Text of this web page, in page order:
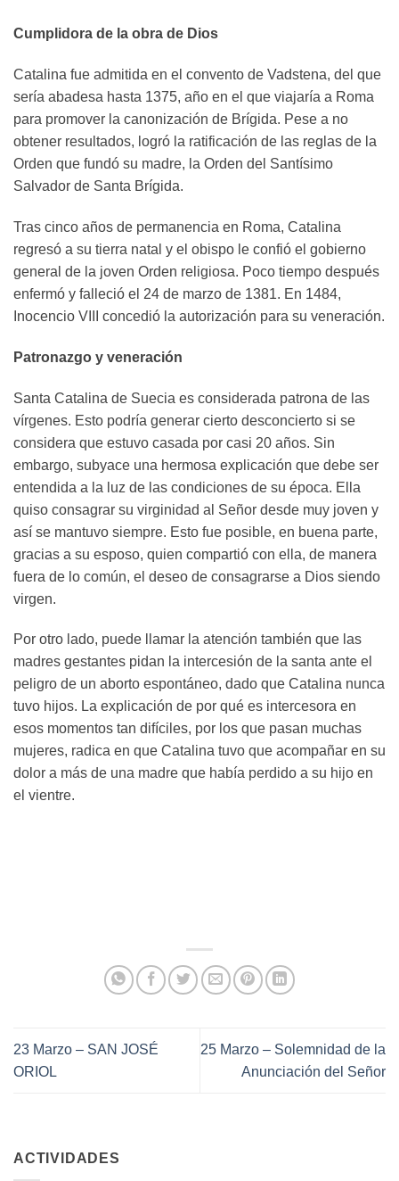
Cumplidora de la obra de Dios
Catalina fue admitida en el convento de Vadstena, del que
sería abadesa hasta 1375, año en el que viajaría a Roma
para promover la canonización de Brígida. Pese a no
obtener resultados, logró la ratificación de las reglas de la
Orden que fundó su madre, la Orden del Santísimo
Salvador de Santa Brígida.
Tras cinco años de permanencia en Roma, Catalina
regresó a su tierra natal y el obispo le confió el gobierno
general de la joven Orden religiosa. Poco tiempo después
enfermó y falleció el 24 de marzo de 1381. En 1484,
Inocencio VIII concedió la autorización para su veneración.
Patronazgo y veneración
Santa Catalina de Suecia es considerada patrona de las
vírgenes. Esto podría generar cierto desconcierto si se
considera que estuvo casada por casi 20 años. Sin
embargo, subyace una hermosa explicación que debe ser
entendida a la luz de las condiciones de su época. Ella
quiso consagrar su virginidad al Señor desde muy joven y
así se mantuvo siempre. Esto fue posible, en buena parte,
gracias a su esposo, quien compartió con ella, de manera
fuera de lo común, el deseo de consagrarse a Dios siendo
virgen.
Por otro lado, puede llamar la atención también que las
madres gestantes pidan la intercesión de la santa ante el
peligro de un aborto espontáneo, dado que Catalina nunca
tuvo hijos. La explicación de por qué es intercesora en
esos momentos tan difíciles, por los que pasan muchas
mujeres, radica en que Catalina tuvo que acompañar en su
dolor a más de una madre que había perdido a su hijo en
el vientre.
23 Marzo – SAN JOSÉ
ORIOL
25 Marzo – Solemnidad de la
Anunciación del Señor
ACTIVIDADES